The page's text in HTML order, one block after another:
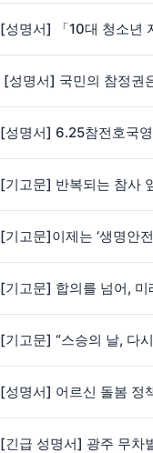
[성명서] 「10대 청소년
[성명서] 국민의 참정권
[성명서] 6.25참전호국
[기고문] 반복되는 참사
[기고문]이제는 ‘생명안
[기고문] 합의를 넘어, 미
[기고문] “스승의 날, 다
[성명서] 어르신 돌봄 정
[긴급 성명서] 광주 무차